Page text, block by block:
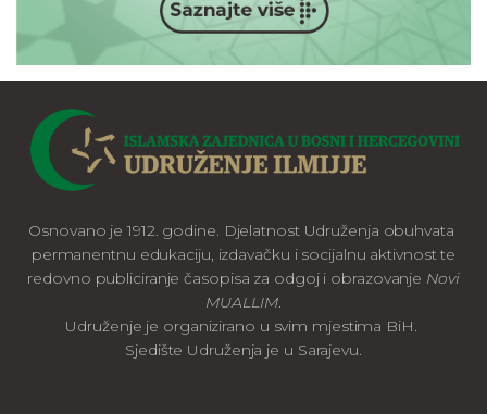
Osnovano je 1912. godine. Djelatnost Udruženja obuhvata
permanentnu edukaciju, izdavačku i socijalnu aktivnost te
redovno publiciranje časopisa za odgoj i obrazovanje Novi
MUALLIM.
Udruženje je organizirano u svim mjestima BiH.
Sjedište Udruženja je u Sarajevu.